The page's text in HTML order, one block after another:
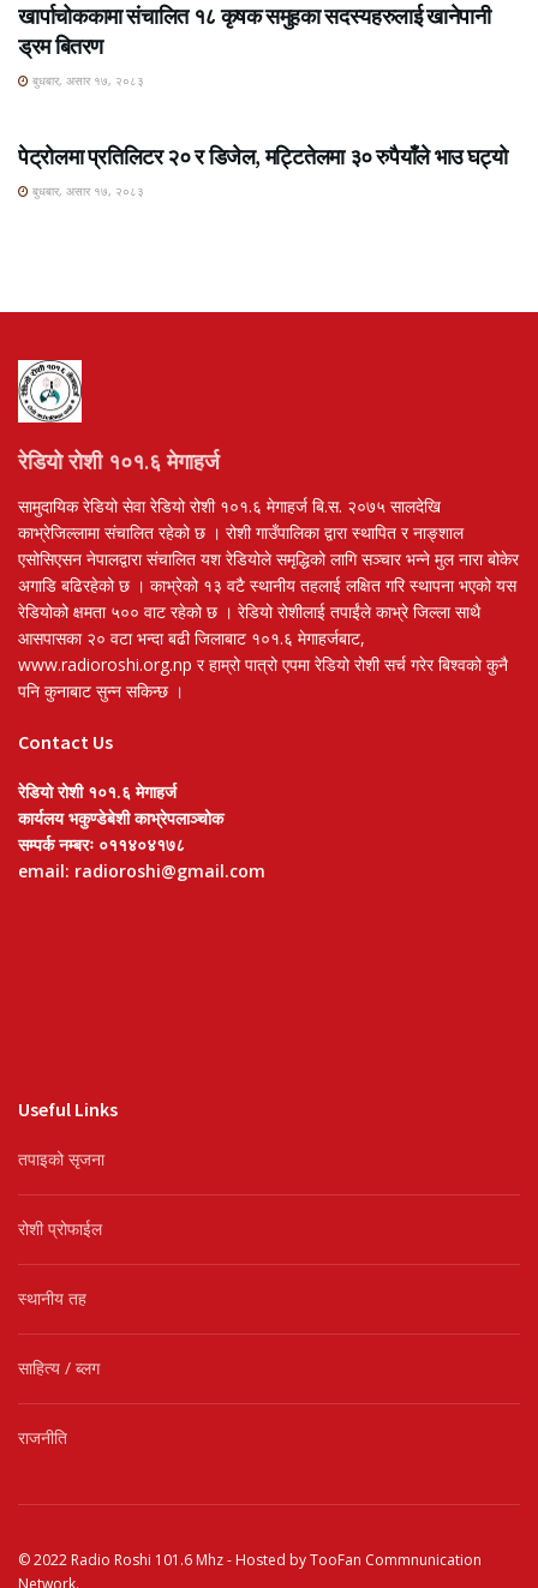
खार्पाचोककामा संचालित १८ कृषक समुहका सदस्यहरुलाई खानेपानी
ड्रम बितरण
बुधबार, असार १७, २०८३
पेट्रोलमा प्रतिलिटर २० र डिजेल, मट्टितेलमा ३० रुपैयाँले भाउ घट्यो
बुधबार, असार १७, २०८३
रेडियो रोशी १०१.६ मेगाहर्ज
सामुदायिक रेडियो सेवा रेडियो रोशी १०१.६ मेगाहर्ज बि.स. २०७५ सालदेखि
काभ्रेजिल्लामा संचालित रहेको छ । रोशी गाउँपालिका द्वारा स्थापित र नाङ्शाल
एसोसिएसन नेपालद्वारा संचालित यश रेडियोले समृद्धिको लागि सञ्चार भन्ने मुल नारा बोकेर
अगाडि बढिरहेको छ । काभ्रेको १३ वटै स्थानीय तहलाई लक्षित गरि स्थापना भएको यस
रेडियोको क्षमता ५०० वाट रहेको छ । रेडियो रोशीलाई तपाईंले काभ्रे जिल्ला साथै
आसपासका २० वटा भन्दा बढी जिलाबाट १०१.६ मेगाहर्जबाट,
www.radioroshi.org.np र हाम्रो पात्रो एपमा रेडियो रोशी सर्च गरेर बिश्वको कुनै
पनि कुनाबाट सुन्न सकिन्छ ।
Contact Us
रेडियो रोशी १०१.६ मेगाहर्ज
कार्यलय भकुण्डेबेशी काभ्रेपलाञ्चोक
सम्पर्क नम्बरः ०११४०४१७८
email: radioroshi@gmail.com
Useful Links
तपाइको सृजना
रोशी प्रोफाईल
स्थानीय तह
साहित्य / ब्लग
राजनीति
© 2022 Radio Roshi 101.6 Mhz- Hosted byTooFan Commnunication
Network.